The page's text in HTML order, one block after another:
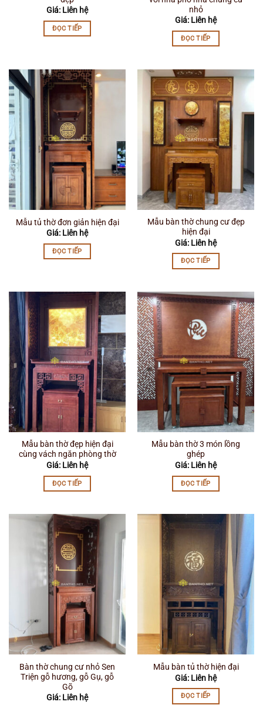
Giá: Liên hệ
ĐỌC TIẾP
nhỏ
Giá: Liên hệ
ĐỌC TIẾP
Mẫu tủ thờ đơn giản hiện đại
Giá: Liên hệ
ĐỌC TIẾP
Mẫu bàn thờ chung cư đẹp
hiện đại
Giá: Liên hệ
ĐỌC TIẾP
Mẫu bàn thờ đẹp hiện đại
cùng vách ngăn phòng thờ
Giá: Liên hệ
ĐỌC TIẾP
Mẫu bàn thờ 3 món lồng
ghép
Giá: Liên hệ
ĐỌC TIẾP
Bàn thờ chung cư nhỏ Sen
Triện gỗ hương, gỗ Gụ, gỗ
Gõ
Giá: Liên hệ
Mẫu bàn tủ thờ hiện đại
Giá: Liên hệ
ĐỌC TIẾP